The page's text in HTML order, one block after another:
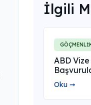
İlgili
ABD
Oku ➞